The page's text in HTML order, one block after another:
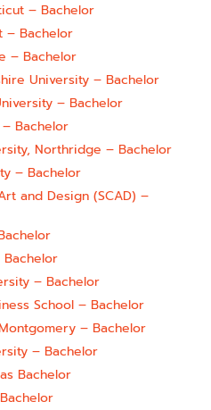
– Bachelor
– Bachelor
– Bachelor
University – Bachelor
– Bachelor
Bachelor
Northridge – Bachelor
– Bachelor
and Design (SCAD) –
Bachelor
– Bachelor
School – Bachelor
– Bachelor
– Bachelor
Bachelor